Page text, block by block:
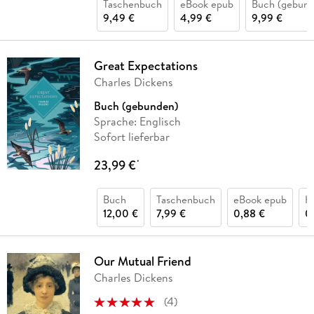
Taschenbuch
9,49 €
eBook epub
4,99 €
Buch
9,99 €
Great Expectations
Charles Dickens
Buch (gebunden)
Sprache: Englisch
Sofort lieferbar
23,99 €*
Buch
12,00 €
Taschenbuch
7,99 €
eBook epub
0,88 €
Our Mutual Friend
Charles Dickens
(4)